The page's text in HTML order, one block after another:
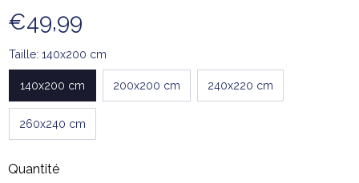
€49,99
Taille: 140x200 cm
140x200 cm 200x200 cm 240x220 cm
260x240 cm
Quantité